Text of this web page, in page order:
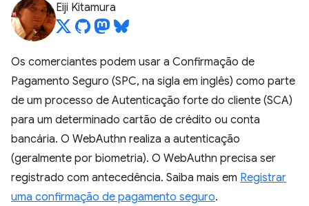
Eiji Kitamura
Os comerciantes podem usar a Confirmação de
Pagamento Seguro (SPC, na sigla em inglês) como parte
de um processo de Autenticação forte do cliente (SCA)
para um determinado cartão de crédito ou conta
bancária. O WebAuthn realiza a autenticação
(geralmente por biometria). O WebAuthn precisa ser
registrado com antecedência. Saiba mais em Registrar
uma confirmação de pagamento seguro.